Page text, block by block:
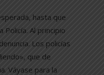
hasta que
Policía. Al principio
Los policías
que de
Váyase para la